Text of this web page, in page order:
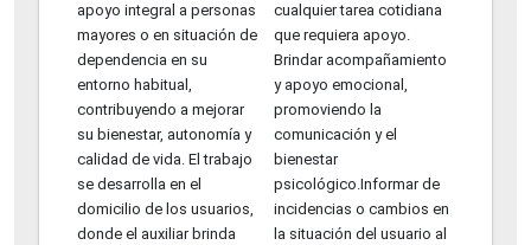
apoyo integral a personas
mayores o en situación de
dependencia en su
entorno habitual,
contribuyendo a mejorar
su bienestar, autonomía y
calidad de vida. El trabajo
se desarrolla en el
domicilio de los usuarios,
donde el auxiliar brinda
cualquier tarea cotidiana
que requiera apoyo.
Brindar acompañamiento
y apoyo emocional,
promoviendo la
comunicación y el
bienestar
psicológico.Informar de
incidencias o cambios en
la situación del usuario al